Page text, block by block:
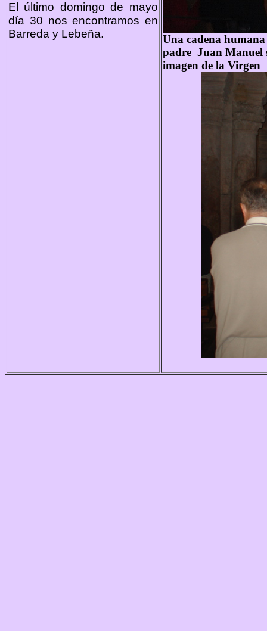
El último domingo de mayo
día 30 nos encontramos en
Barreda y Lebeña.
Una cadena
padre Juan Manuel
imagen de la Virgen